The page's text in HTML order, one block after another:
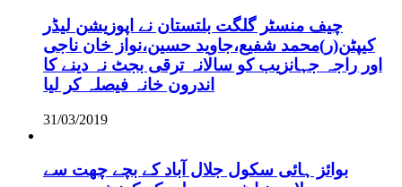
چیف منسٹر گلگت بلتستان نے اپوزیشن لیڈر
کیپٹن(ر)محمد شفیع،جاوید حسین،نواز خان ناجی
اور راجہ جہانزیب کو سالانہ ترقی بجٹ نہ دینے کا
اندرون خانہ فیصلہ کر لیا
31/03/2019
بوائز ہائی سکول جلال آباد کے بچے چھت سے